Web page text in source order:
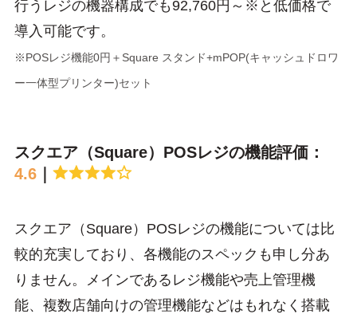
行うレジの機器構成でも92,760円～※と低価格で
導入可能です。
※POSレジ機能0円＋Square スタンド+mPOP(キャッシュドロワ
ー一体型プリンター)セット
スクエア（Square）POSレジの機能評価：
4.6｜
スクエア（Square）POSレジの機能については比
較的充実しており、各機能のスペックも申し分あ
りません。メインであるレジ機能や売上管理機
能、複数店舗向けの管理機能などはもれなく搭載